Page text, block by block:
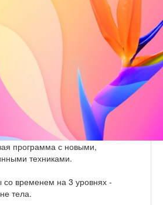
программа с новыми,
техниками.
временем на 3 уровнях -
тела.